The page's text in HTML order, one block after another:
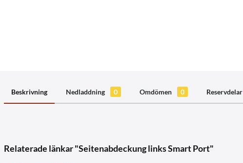
Beskrivning Nedladdning 0 Omdömen 0 Reservdelar
Relaterade länkar "Seitenabdeckung links Smart Port"